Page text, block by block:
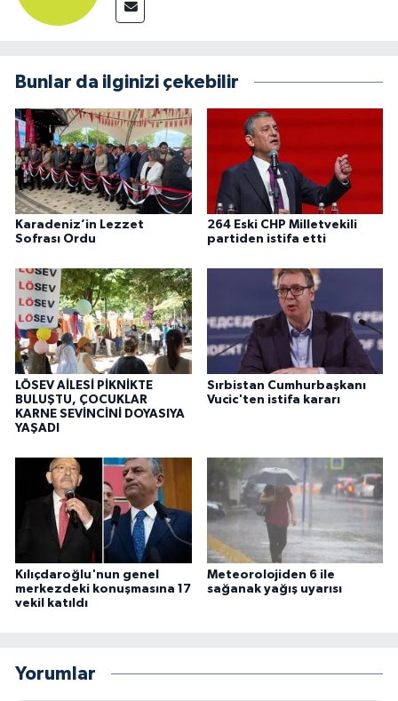
Bunlar da ilginizi çekebilir
Karadeniz’in Lezzet
Sofrası Ordu
264 Eski CHP Milletvekili
partiden istifa etti
LÖSEV AİLESİ PİKNİKTE
BULUŞTU, ÇOCUKLAR
KARNE SEVİNCİNİ DOYASIYA
YAŞADI
Sırbistan Cumhurbaşkanı
Vucic'ten istifa kararı
Kılıçdaroğlu'nun genel
merkezdeki konuşmasına 17
vekil katıldı
Meteorolojiden 6 ile
sağanak yağış uyarısı
Yorumlar